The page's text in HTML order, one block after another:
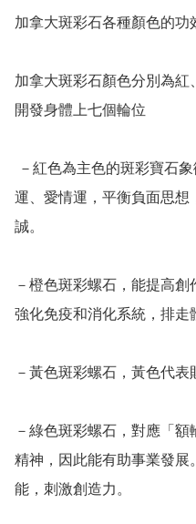
加拿大斑彩石各種顏色的功
加拿大斑彩石顏色分別為
開發身體上七個輪位
運、愛情運，平衡負面思
誠。
－橙色斑彩螺石，能提高
強化免疫和消化系統，排走
－黃色斑彩螺石，黃色代表
－綠色斑彩螺石，對應「
精神，因此能有助事業發
能，刺激創造力。